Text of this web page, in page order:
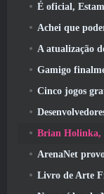
É oficial,
Achei que poderia ser um erro
A atualização de
Gamigo finalmente revela
Cinco jogos
Desenvolvedores de
Brian Holinka, Ex-especialista
ArenaNet
Livro de Arte